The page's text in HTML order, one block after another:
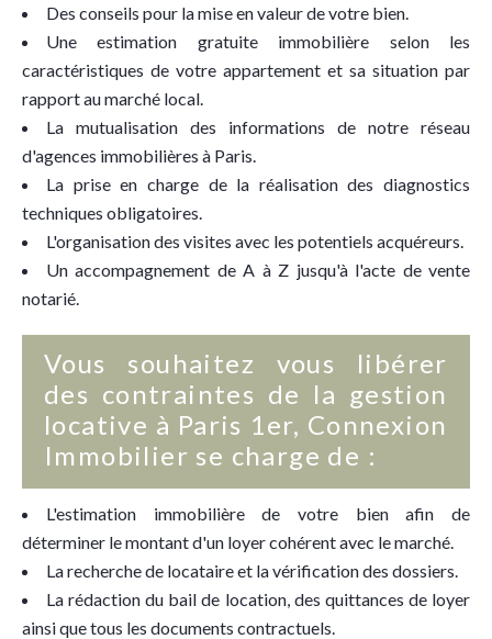
Des conseils pour la mise en valeur de votre bien.
Une estimation gratuite immobilière selon les
caractéristiques de votre appartement et sa situation par
rapport au marché local.
La mutualisation des informations de notre réseau
d'agences immobilières à Paris.
La prise en charge de la réalisation des diagnostics
techniques obligatoires.
L'organisation des visites avec les potentiels acquéreurs.
Un accompagnement de A à Z jusqu'à l'acte de vente
notarié.
Vous souhaitez vous libérer
des contraintes de la gestion
locative à Paris 1er, Connexion
Immobilier se charge de :
L'estimation immobilière de votre bien afin de
déterminer le montant d'un loyer cohérent avec le marché.
La recherche de locataire et la vérification des dossiers.
La rédaction du bail de location, des quittances de loyer
ainsi que tous les documents contractuels.